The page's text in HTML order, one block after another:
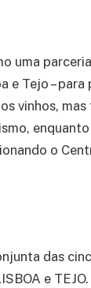
uma
e Tejo –
vinhos,
o
das
e